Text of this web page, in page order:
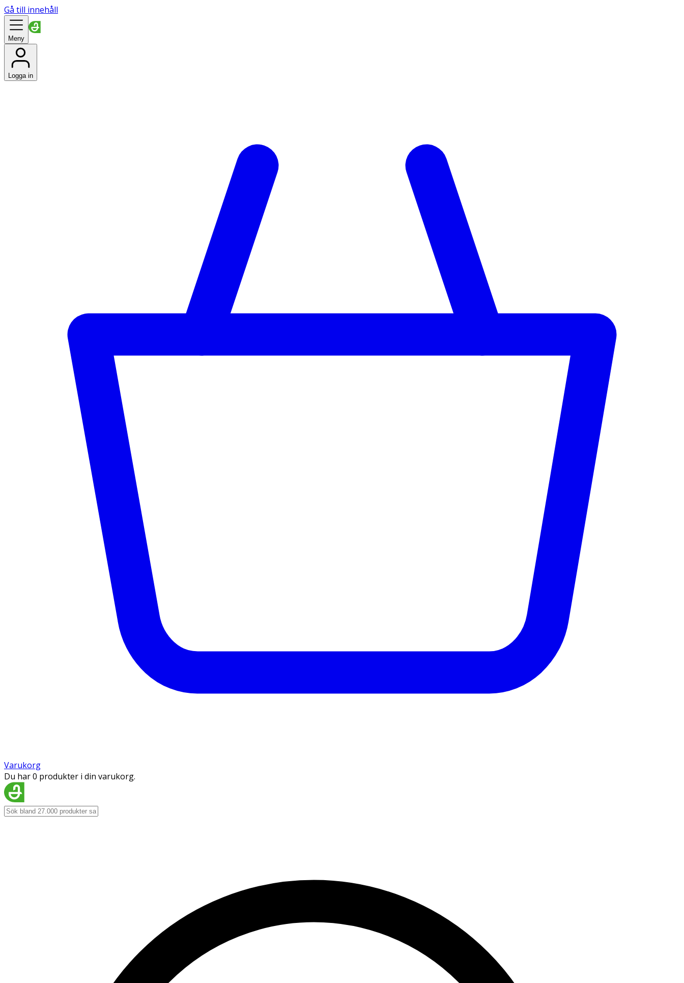
Gå till innehåll
Meny
Logga in
Varukorg
Du har 0 produkter i din varukorg.